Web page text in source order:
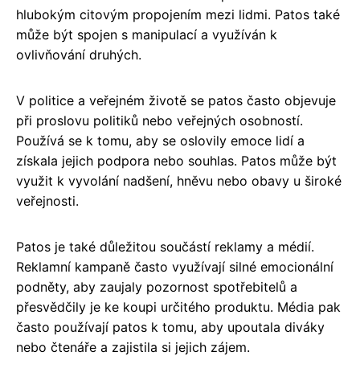
hlubokým citovým propojením mezi lidmi. Patos také
může být spojen s manipulací a využíván k
ovlivňování druhých.
V politice a veřejném životě se patos často objevuje
při proslovu politiků nebo veřejných osobností.
Používá se k tomu, aby se oslovily emoce lidí a
získala jejich podpora nebo souhlas. Patos může být
využit k vyvolání nadšení, hněvu nebo obavy u široké
veřejnosti.
Patos je také důležitou součástí reklamy a médií.
Reklamní kampaně často využívají silné emocionální
podněty, aby zaujaly pozornost spotřebitelů a
přesvědčily je ke koupi určitého produktu. Média pak
často používají patos k tomu, aby upoutala diváky
nebo čtenáře a zajistila si jejich zájem.